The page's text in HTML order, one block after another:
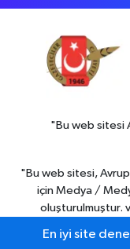
"Bu web sitesi
"Bu web sitesi,
için Medya /
oluşturulmuştur.
En iyi site